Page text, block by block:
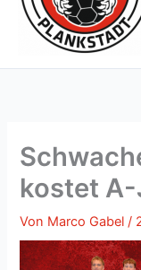
kostet A-
Von Marco Gabel/